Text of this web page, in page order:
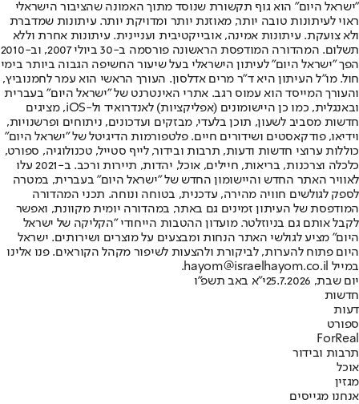
"ישראל היום" הוא גוף תקשורת שנוסד מתוך האמונה שהציבור הישראלי
ראוי לעיתונות טובה יותר, מאוזנת יותר ומדויקת יותר. עיתונות שמדברת
ולא צועקת. עיתונות אמינה, אובייקטיבית ועניינית. עיתונות אחרת וללא
תשלום. המהדורה המודפסת הראשונה פורסמה ב-30 ביולי 2007, וב-2010
הפך "ישראל היום" לעיתון הישראלי בעל שיעור החשיפה הגבוה ביותר בימי
חול. מו"ל העיתון היא ד"ר מרים אדלסון. העורך הראשי הוא עמר לחמנוביץ,
והעורך המייסד הוא עמוס רגב. אתרי האינטרנט של "ישראל היום" בעברית
ובאנגלית, כמו כן היישומונים (אפליקציות) לאנדרואיד ול-iOS, מציגים
חדשות מסביב לשעון, תוכן בלעדי, מבזקים ועדכונים, ניתוחים ופרשנויות,
וידיאו, פודקאסטים ושידורים חיים. פלטפורמות הדיגיטל של "ישראל היום"
כוללות ערוצי חדשות ודעות, תרבות ובידור, לייף סטייל, טכנולוגיה, ספורט,
כלכלה וצרכנות, בריאות, חיילים, אוכל, יהדות, תיירות ורכב. ב-2021 עלו
לאוויר האתר החדש והיישומון החדש של "ישראל היום" בעברית, במטרה
לספק לגולשים חוויה מהירה, עדכנית, בטוחה ונוחה. תכני המהדורה
המודפסת של העיתון זמינים גם באתר, במהדורה יומית מקוונת, ואפשר
לקבל אותם גם בניוזלטר. מועדון ההטבות הייחודי "הקליקה של ישראל
היום" מציע לגולשי האתר הנחות ומבצעים על מוצרים ושירותים. ישראל
היום פתוח להערות, לביקורת ולהצעות לשיפור מקהל הקוראים. פנו אלינו
במייל hayom@israelhayom.co.il.
יום שבת, 25.7.2026
י"א באב תשפ"ו
חדשות
דעות
ספורט
ForReal
תרבות ובידור
אוכל
מגזין
אנחנו מגייסים